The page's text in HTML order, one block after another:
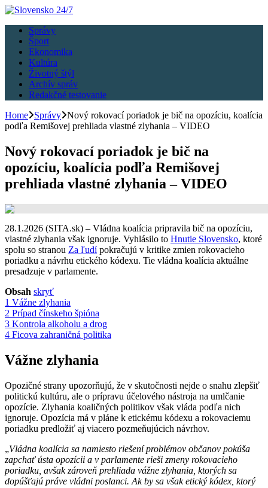
Správy
Šport
Ekonomika
Kultúra
Životný štýl
Archív správ
Redakčné testovanie
Home
Správy Nový rokovací poriadok je bič na opozíciu, koalícia
podľa Remišovej prehliada vlastné zlyhania – VIDEO
Nový rokovací poriadok je bič na
opozíciu, koalícia podľa Remišovej
prehliada vlastné zlyhania – VIDEO
28.1.2026 (SITA.sk) – Vládna koalícia pripravila bič na opozíciu,
vlastné zlyhania však ignoruje. Vyhlásilo to Hnutie Slovensko, ktoré
spolu so stranou Za ľudípokračujú v kritike zmien rokovacieho
poriadku a návrhu etického kódexu. Tie vládna koalícia aktuálne
presadzuje v parlamente.
Obsah skryť
1 Vážne zlyhania
2 Prípad čínskeho špióna
3 Kontrola alkoholu a drog
4 Ficova zahraničná politika
Vážne zlyhania
Opozičné strany upozorňujú, že v skutočnosti nejde o snahu zlepšiť
politickú kultúru, ale o prípravu účelového nástroja na umlčanie
opozície. Zlyhania koaličných politikov však vláda podľa nich
ignoruje. Opozícia má v pláne k etickému kódexu a rokovaciemu
poriadku predložiť aj viacero pozmeňujúcich návrhov.
„Vládna koalícia sa namiesto riešení problémov občanov pokúša
zapchať ústa opozícii a v parlamente rieši zmeny rokovacieho
poriadku, avšak zároveň prehliada vážne zlyhania, ktorých sa
dopúšťajú práve vládni poslanci. Ak by sa však etický kódex, ktorý